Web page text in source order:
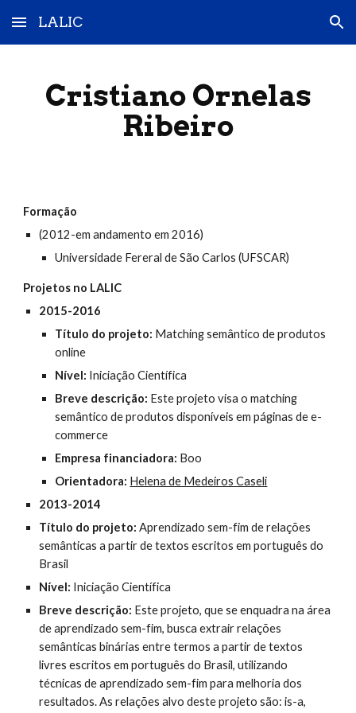
Skip to main content Skip to navigation
LALIC
Cristiano Ornelas
Ribeiro
Formação
(2012-em andamento em 2016)
Universidade Fereral de São Carlos (UFSCAR)
Projetos no LALIC
2015-2016
Título do projeto: Matching semântico de produtos
online
Nível: Iniciação Científica
Breve descrição: Este projeto visa o matching
semântico de produtos disponíveis em páginas de e-
commerce
Empresa financiadora: Boo
Orientadora: Helena de Medeiros Caseli
2013-2014
Título do projeto: Aprendizado sem-fim de relações
semânticas a partir de textos escritos em português do
Brasil
Nível: Iniciação Científica
Breve descrição: Este projeto, que se enquadra na área
de aprendizado sem-fim, busca extrair relações
semânticas binárias entre termos a partir de textos
livres escritos em português do Brasil, utilizando
técnicas de aprendizado sem-fim para melhoria dos
resultados. As relações alvo deste projeto são: is-a,